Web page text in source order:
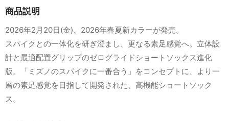
商品説明
2026年2月20日(金)、2026年春夏新カラーが発売。
スパイクとの一体化を研ぎ澄まし、更なる素足感覚へ。立体設
計と最適配置グリップのゼログライドショートソックス進化
版。「ミズノのスパイクに一番合う」をコンセプトに、より一
層の素足感覚を目指して開発された、高機能ショートソック
ス。